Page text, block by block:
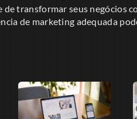
de transformar seus negócios
de marketing adequada